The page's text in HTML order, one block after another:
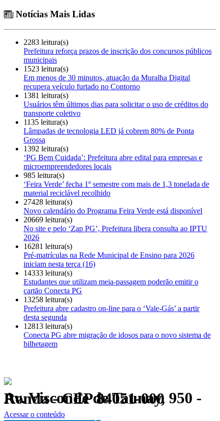
Notícias Mais Lidas
2283 leitura(s)
Prefeitura reforça prazos de inscrição dos concursos públicos
municipais
1523 leitura(s)
Em menos de 30 minutos, atuação da Muralha Digital
recupera veículo furtado no Contorno
1381 leitura(s)
Usuários têm últimos dias para solicitar o uso de créditos do
transporte coletivo
1135 leitura(s)
Lâmpadas de tecnologia LED já cobrem 80% de Ponta
Grossa
1392 leitura(s)
‘PG Bem Cuidada’: Prefeitura abre edital para empresas e
microempreendedores locais
985 leitura(s)
‘Feira Verde’ fecha 1º semestre com mais de 1,3 tonelada de
material reciclável recolhido
27428 leitura(s)
Novo calendário do Programa Feira Verde está disponível
20669 leitura(s)
No site e pelo ‘Zap PG’, Prefeitura libera consulta ao IPTU
2026
16281 leitura(s)
Pré-matrículas na Rede Municipal de Ensino para 2026
iniciam nesta terça (16)
14333 leitura(s)
Estudantes que utilizam meia-passagem poderão emitir o
cartão Conecta PG
13258 leitura(s)
Prefeitura abre cadastro on-line para o ‘Vale-Gás’ a partir
desta segunda
12813 leitura(s)
Conecta PG abre migração de idosos para o novo sistema de
bilhetagem
Av. Visconde de Taunay, 950 - Ronda - CEP 84051-000
Política de Privacidade.
Acessar o conteúdo